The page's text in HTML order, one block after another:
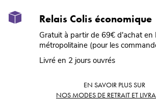
Relais Colis économique
Gratuit à partir de 69€ d'achat en
métropolitaine (pour les
Livré en 2 jours ouvrés
EN SAVOIR PLUS SUR
NOS MODES DE RETRAIT ET